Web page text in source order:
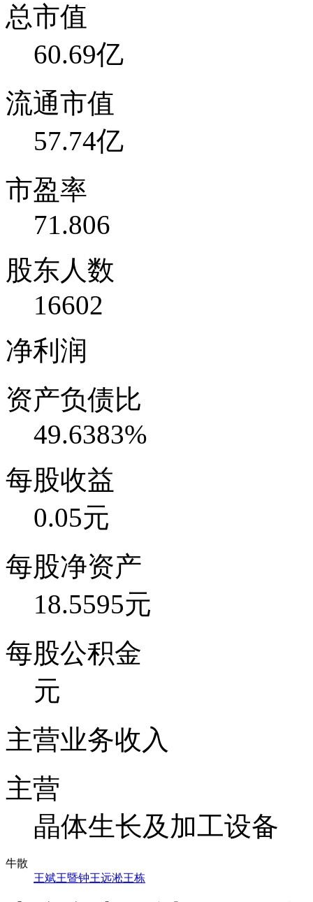
总市值
60.69亿
流通市值
57.74亿
市盈率
71.806
股东人数
16602
净利润
资产负债比
49.6383%
每股收益
0.05元
每股净资产
18.5595元
每股公积金
元
主营业务收入
主营
晶体生长及加工设备
牛散
王斌王暨钟王远淞王栋